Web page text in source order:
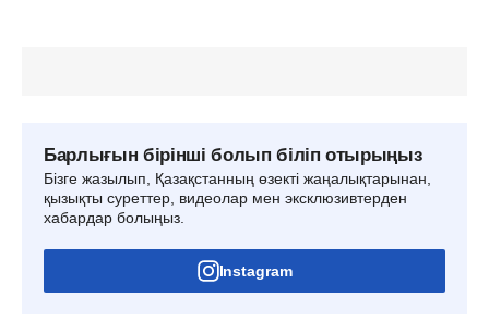
Барлығын бірінші болып біліп отырыңыз
Бізге жазылып, Қазақстанның өзекті жаңалықтарынан,
қызықты суреттер, видеолар мен эксклюзивтерден
хабардар болыңыз.
Instagram